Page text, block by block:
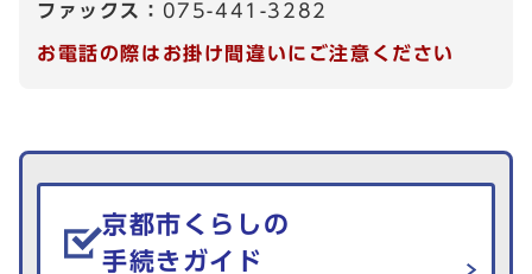
ファックス： 075-441-3282
お電話の際はお掛け間違いにご注意ください
生活情報を探す
京都市くらしの
手続きガイド